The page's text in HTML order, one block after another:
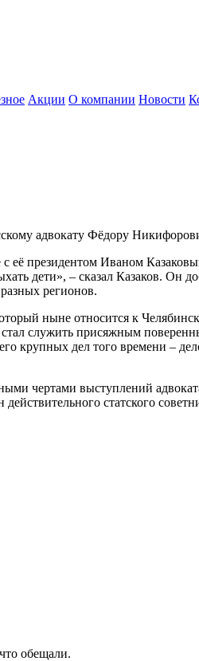
Акции О компании Новости
адвокату Фёдору
президентом Иваном
дети», – сказал Казаков. Он
регионов.
ныне относится к
служить присяжным
крупных дел того времени –
чертами выступлений
статского
обещали.